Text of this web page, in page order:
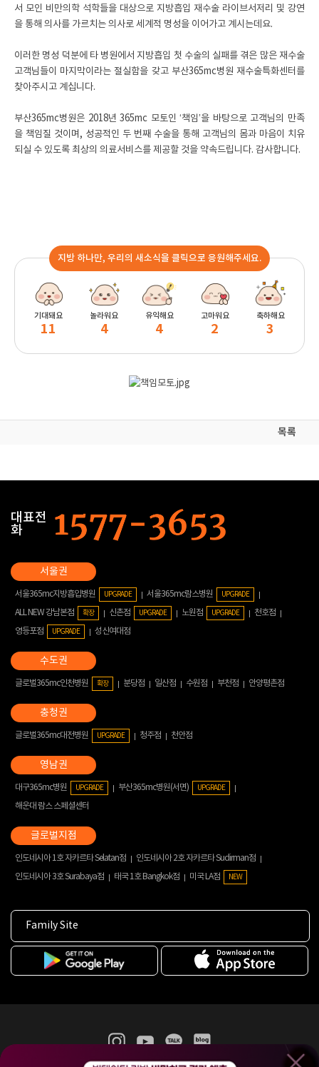
서 모인 비만의학 석학들을 대상으로 지방흡입 재수술 라이브서저리 및 강연
을 통해 의사를 가르치는 의사로 세계적 명성을 이어가고 계시는데요.
이러한 명성 덕분에 타 병원에서 지방흡입 첫 수술의 실패를 겪은 많은 재수술
고객님들이 마지막이라는 절실함을 갖고 부산365mc병원 재수술특화센터를
찾아주시고 계십니다.
부산365mc병원은 2018년 365mc 모토인 ‘책임’을 바탕으로 고객님의 만족
을 책임질 것이며, 성공적인 두 번째 수술을 통해 고객님의 몸과 마음이 치유
되실 수 있도록 최상의 의료서비스를 제공할 것을 약속드립니다. 감사합니다.
지방 하나만, 우리의 새소식을 클릭으로 응원해주세요.
기대돼요
11
놀라워요
4
유익해요
4
고마워요
2
축하해요
3
목록
대표전
화
서울365mc지방흡입병원 UPGRADE 서울365mc람스병원 UPGRADE
ALL NEW 강남본점 확장 신촌점 UPGRADE 노원점 UPGRADE
천호점
영등포점
UPGRADE 성신여대점
글로벌365mc인천병원 확장 분당점 일산점 수원점 부천점 안양평촌점
글로벌365mc대전병원 UPGRADE 청주점 천안점
대구365mc병원 UPGRADE 부산365mc병원(서면) UPGRADE
해운대 람스 스페셜센터
인도네시아 1호 자카르타 Selatan점
인도네시아 2호 자카르타 Sudirman점
인도네시아 3호 Surabaya점
태국 1호 Bangkok점 미국 LA점 NEW
Family Site